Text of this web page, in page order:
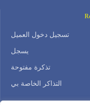
تسجيل دخول العميل
يسجل
تذكرة مفتوحة
التذاكر الخاصة بي